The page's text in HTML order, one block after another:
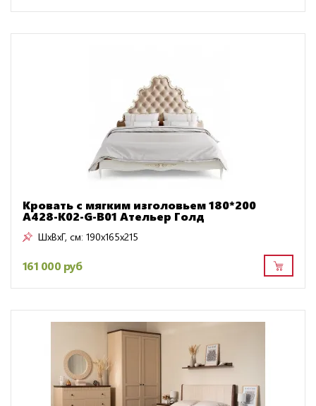
Кровать с мягким изголовьем 180*200
A428-K02-G-B01 Ательер Голд
ШxВxГ, см: 190x165x215
161 000 руб